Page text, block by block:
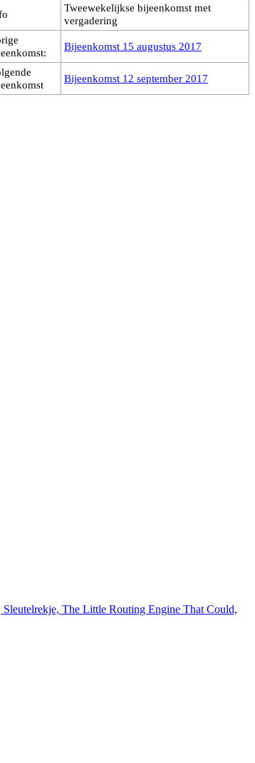
Tweewekelijkse bijeenkomst met
vergadering
Bijeenkomst 15 augustus 2017
Bijeenkomst 12 september 2017
The Little Routing Engine That Could,